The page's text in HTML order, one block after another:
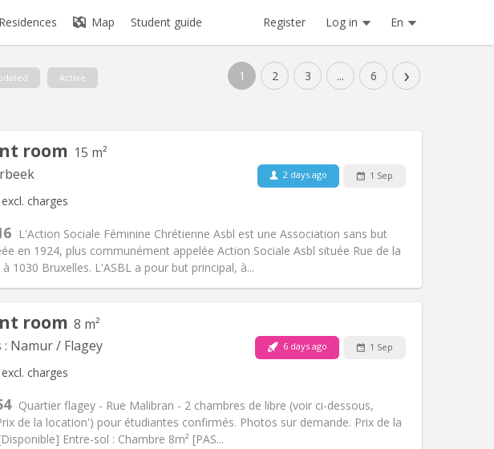
Residences Map Student guide Register Log in En
1 2 3 ... 6 ›
Active
room 15 m²
excl. charges
2 days ago 1 Sep
L'Action Sociale Féminine Chrétienne Asbl est une Association sans but
en 1924, plus communément appelée Action Sociale Asbl située Rue de la
1030 Bruxelles. L'ASBL a pour but principal, à...
Shared bathroom
15 m2
Other
Atmosphere: Community, studious,
Non-smoking
room 8 m²
: Namur / Flagey
excl. charges
6 days ago 1 Sep
Quartier flagey - Rue Malibran - 2 chambres de libre (voir ci-dessous,
de la location') pour étudiantes confirmés. Photos sur demande. Prix de la
Entre-sol : Chambre 8m² [PAS...
Shared bathroom
8 m2
Other
Atmosphere:Calm